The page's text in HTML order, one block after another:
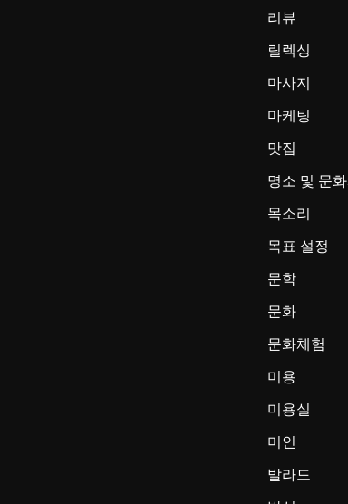
리뷰
릴렉싱
마사지
마케팅
맛집
명소 및 문
목소리
목표 설정
문학
문화
문화체험
미용
미용실
미인
발라드